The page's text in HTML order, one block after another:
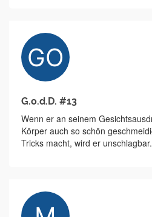
G.o.d.D. #13
Wenn er an seinem
Körper auch so schön
Tricks macht, wird er unschlagbar.